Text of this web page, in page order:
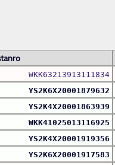
WKK63213913111834
YS2K6X20001879632
YS2K4X20001863939
WKK41025013116925
YS2K4X20001919356
YS2K6X20001917583